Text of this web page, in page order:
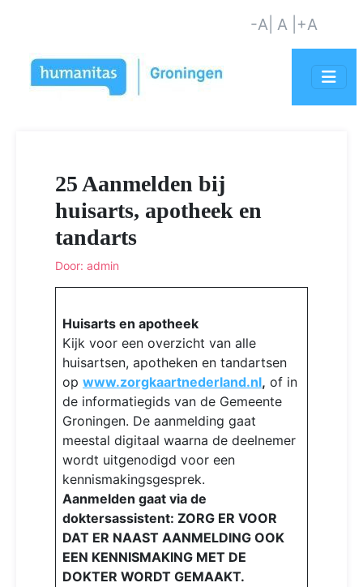
-A | A | +A
25 Aanmelden bij
huisarts, apotheek en
tandarts
Door: admin
Huisarts en apotheek
Kijk voor een overzicht van alle
huisartsen, apotheken en tandartsen
op www.zorgkaartnederland.nl, of in
de informatiegids van de Gemeente
Groningen. De aanmelding gaat
meestal digitaal waarna de deelnemer
wordt uitgenodigd voor een
kennismakingsgesprek.
Aanmelden gaat via de
doktersassistent: ZORG ER VOOR
DAT ER NAAST AANMELDING OOK
EEN KENNISMAKING MET DE
DOKTER WORDT GEMAAKT.